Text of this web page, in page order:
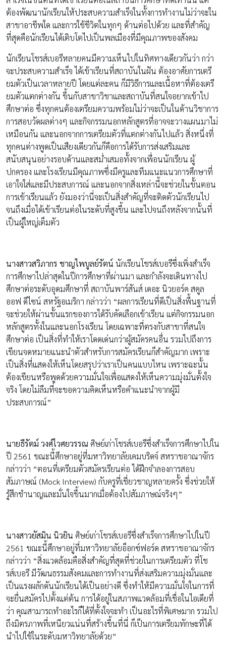
ต้องพัฒนานักเรียนให้ประสบความสำเร็จในทั้งการทำงานไม่ว่าจะใน
สาขาอาชีพใด และการใช้ชีวิตในทุกๆ ด้านต่อไปด้วย และที่สำคัญ
ที่สุดคือนักเรียนได้เติบโตไปเป็นพลเมืองที่มีคุณภาพของสังคม
นักเรียนโชรส์เบอรีหลายคนมีความเห็นไปในทิศทางเดียวกันว่า กว่า
จะประสบความสำเร็จ ได้เข้าเรียนที่สถาบันในฝัน ต้องอาศัยการเตรี
ยมตัวเป็นเวลาหลายปี โดยแต่ละคน ก็มีวิธีการและเนื้อหาที่ต้องเตรี
ยมตัวแตกต่างกัน ขึ้นกับสาขาวิชาและสถาบันที่สนใจอยากเข้าไป
ศึกษาต่อ ซึ่งทุกคนต้องเตรียมความพร้อมไม่ว่าจะเป็นในด้านวิชาการ
การสอบวัดผลต่างๆ และกิจกรรมนอกหลักสูตรที่อาจจะวางแผนมาไม่
เหมือนกัน และนอกจากการเตรียมตัวที่แตกต่างกันไปแล้ว สิ่งหนึ่งที่
ทุกคนต่างพูดเป็นเสียงเดียวกันก็คือการได้รับการส่งเสริมและ
สนับสนุนอย่างรอบด้านและสม่ำเสมอทั้งจากเพื่อนนักเรียน ผู้
ปกครอง และโรงเรียนมีคุณภาพซึ่งมีครูและทีมแนะแนวการศึกษาที่
เอาใจใส่และมีประสบการณ์ และนอกจากสิ่งเหล่านี้จะช่วยในขั้นตอน
การเข้าเรียนแล้ว ยังมองว่านี่จะเป็นสิ่งสำคัญที่จะติดตัวนักเรียนไป
จนถึงเมื่อได้เข้าเรียนต่อในระดับที่สูงขึ้น และไปจนถึงหลังจากนั้นที่
เป็นผู้ใหญ่เต็มตัว
นางสาวสวิภากร ชาญไพบูลย์รัตน์ นักเรียนโชรส์เบอรีซึ่งเพิ่งสำเร็จ
การศึกษาไปล่าสุดในปีการศึกษาที่ผ่านมา และกำลังจะเดินทางไป
ศึกษาต่อระดับอุดมศึกษาที่ สถาบันพาร์สันส์ เดอะ นิวยอร์ค สคูล
ออฟ ดีไซน์ สหรัฐอเมริกา กล่าวว่า “ผลการเรียนที่ดีเป็นสิ่งพื้นฐานที่
จะช่วยให้ผ่านขั้นแรกของการได้รับคัดเลือกเข้าเรียน แต่กิจกรรมนอก
หลักสูตรทั้งในและนอกโรงเรียน โดยเฉพาะที่ตรงกับสาขาที่สนใจ
ศึกษาต่อ เป็นสิ่งที่ทำให้เราโดดเด่นกว่าผู้สมัครคนอื่น รวมไปถึงการ
เขียนจดหมายแนะนำตัวสำหรับการสมัครเรียนก็สำคัญมาก เพราะ
เป็นสิ่งที่แสดงให้เห็นโดยสรุปว่าเราเป็นคนแบบไหน เพราะฉะนั้น
ต้องเขียนหรือพูดด้วยความมั่นใจเพื่อแสดงให้เห็นความมุ่งมั่นตั้งใจ
จริง โดยไม่ลืมที่จะขอความคิดเห็นหรือคำแนะนำจากผู้มี
ประสบการณ์”
นายธีรัตม์ วงศ์ไวศยวรรณ ศิษย์เก่าโชรส์เบอรีซึ่งสำเร็จการศึกษาไปใน
ปี 2561 ขณะนี้ศึกษาอยู่ที่มหาวิทยาลัยเคมบริดจ์ สหราชอาณาจักร
กล่าวว่า “ตอนที่เตรียมตัวสมัครเรียนต่อ ได้ฝึกจำลองการสอบ
สัมภาษณ์ (Mock Interview) กับครูที่เชี่ยวชาญหลายครั้ง ซึ่งช่วยให้
รู้สึกชำนาญและมั่นใจขึ้นมากเมื่อต้องไปสัมภาษณ์จริงๆ”
นางสาวยัสมิน นิวยิน ศิษย์เก่าโชรส์เบอรีซึ่งสำเร็จการศึกษาไปในปี
2561 ขณะนี้ศึกษาอยู่ที่มหาวิทยาลัยอ็อกซ์ฟอร์ด สหราชอาณาจักร
กล่าวว่า “สิ่งแวดล้อมคือสิ่งสำคัญที่สุดที่ช่วยในการเตรียมตัว ที่โช
รส์เบอรี มีวัฒนธรรมสังคมและการทำงานที่ส่งเสริมความมุ่งมั่นและ
เป็นแรงผลักดันนักเรียนได้เป็นอย่างดี ซึ่งทำให้มีความมั่นใจในการที่
จะยื่นสมัครไปตั้งแต่ต้น การได้อยู่ในสภาพแวดล้อมที่เชื่อในไอเดียที่
ว่า คุณสามารถทำอะไรก็ได้ที่ตั้งใจจะทำ เป็นอะไรที่พิเศษมาก รวมไป
ถึงมิตรภาพที่เหนียวแน่นที่สร้างขึ้นที่นี่ ก็เป็นการเตรียมทักษะที่ได้
นำไปใช้ในระดับมหาวิทยาลัยด้วย”